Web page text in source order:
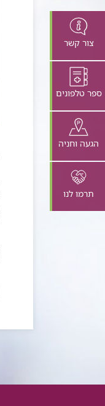
צור קשר
ספר טלפונים
הגעה וחניה
תרמו לנו